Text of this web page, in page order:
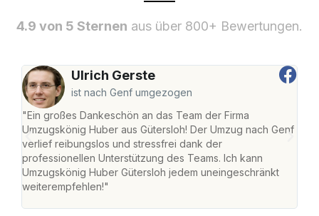
4.9 von 5 Sternen aus über 800+ Bewertungen.
Ulrich Gerste
ist nach Genf umgezogen
"Ein großes Dankeschön an das Team der Firma
Umzugskönig Huber aus Gütersloh! Der Umzug nach Genf
verlief reibungslos und stressfrei dank der
professionellen Unterstützung des Teams. Ich kann
Umzugskönig Huber Gütersloh jedem uneingeschränkt
weiterempfehlen!"